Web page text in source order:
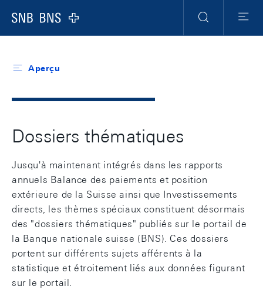
Logo
Navigation
RechercheMenu
Aperçu
Dossiers thématiques
Jusqu'à maintenant intégrés dans les rapports
annuels Balance des paiements et position
extérieure de la Suisse ainsi que Investissements
directs, les thèmes spéciaux constituent désormais
des "dossiers thématiques" publiés sur le portail de
la Banque nationale suisse (BNS). Ces dossiers
portent sur différents sujets afférents à la
statistique et étroitement liés aux données figurant
sur le portail.